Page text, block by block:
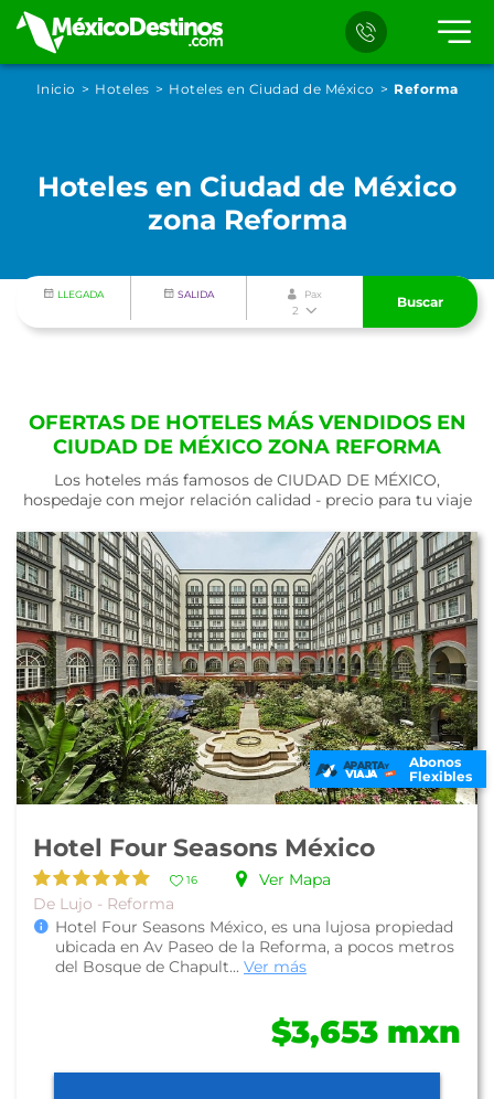
Inicio Hoteles Hoteles en Ciudad de México Reforma
Hoteles en Ciudad de México
zona Reforma
LLEGADA SALIDA Pax
2
Buscar
OFERTAS DE HOTELES MÁS VENDIDOS EN
CIUDAD DE MÉXICO ZONA REFORMA
Los hoteles más famosos de CIUDAD DE MÉXICO,
hospedaje con mejor relación calidad - precio para tu viaje
Abonos
Flexibles
Hotel Four Seasons México
16
Ver Mapa
De Lujo - Reforma
Hotel Four Seasons México, es una lujosa propiedad
ubicada en Av Paseo de la Reforma, a pocos metros
del Bosque de Chapult... Ver más
$3,653 mxn